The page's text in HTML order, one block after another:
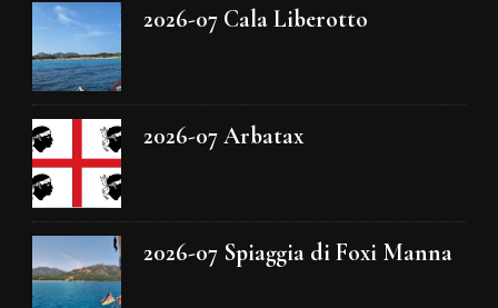
2026-07 Cala Liberotto
2026-07 Arbatax
2026-07 Spiaggia di Foxi Manna